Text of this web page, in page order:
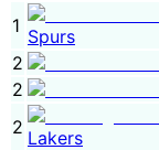
1 Spurs
2
2
2 Lakers